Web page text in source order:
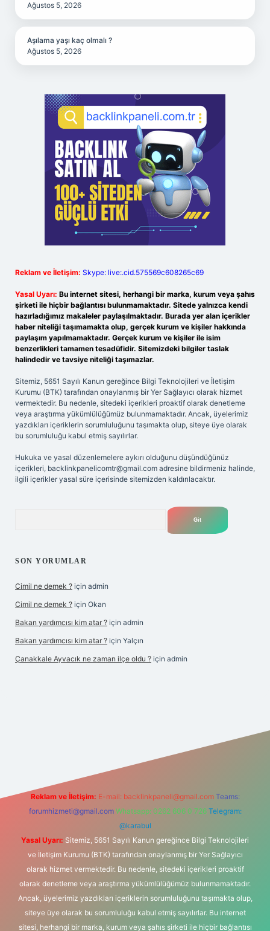
Ağustos 5, 2026
Aşılama yaşı kaç olmalı ?
Ağustos 5, 2026
Reklam ve İletişim: Skype: live:.cid.575569c608265c69
Yasal Uyarı: Bu internet sitesi, herhangi bir marka, kurum veya şahıs
şirketi ile hiçbir bağlantısı bulunmamaktadır. Sitede yalnızca kendi
hazırladığımız makaleler paylaşılmaktadır. Burada yer alan içerikler
haber niteliği taşımamakta olup, gerçek kurum ve kişiler hakkında
paylaşım yapılmamaktadır. Gerçek kurum ve kişiler ile isim
benzerlikleri tamamen tesadüfidir. Sitemizdeki bilgiler taslak
halindedir ve tavsiye niteliği taşımazlar.
Sitemiz, 5651 Sayılı Kanun gereğince Bilgi Teknolojileri ve İletişim
Kurumu (BTK) tarafından onaylanmış bir Yer Sağlayıcı olarak hizmet
vermektedir. Bu nedenle, sitedeki içerikleri proaktif olarak denetleme
veya araştırma yükümlülüğümüz bulunmamaktadır. Ancak, üyelerimiz
yazdıkları içeriklerin sorumluluğunu taşımakta olup, siteye üye olarak
bu sorumluluğu kabul etmiş sayılırlar.
Hukuka ve yasal düzenlemelere aykırı olduğunu düşündüğünüz
içerikleri, backlinkpanelicomtr@gmail.com adresine bildirmeniz halinde,
ilgili içerikler yasal süre içerisinde sitemizden kaldırılacaktır.
SON YORUMLAR
Cimil ne demek ? için admin
Cimil ne demek ? için Okan
Bakan yardımcısı kim atar ? için admin
Bakan yardımcısı kim atar ? için Yalçın
Çanakkale Ayvacık ne zaman ilçe oldu ? için admin
Reklam ve İletişim: E-mail: backlinkpaneli@gmail.com Teams:
forumhizmeti@gmail.com Whatsapp: 0262 606 0 726 Telegram:
@karabul
Yasal Uyarı: Sitemiz, 5651 Sayılı Kanun gereğince Bilgi Teknolojileri
ve İletişim Kurumu (BTK) tarafından onaylanmış bir Yer Sağlayıcı
olarak hizmet vermektedir. Bu nedenle, sitedeki içerikleri proaktif
olarak denetleme veya araştırma yükümlülüğümüz bulunmamaktadır.
Ancak, üyelerimiz yazdıkları içeriklerin sorumluluğunu taşımakta olup,
siteye üye olarak bu sorumluluğu kabul etmiş sayılırlar. Bu internet
sitesi, herhangi bir marka, kurum veya şahıs şirketi ile hiçbir bağlantısı